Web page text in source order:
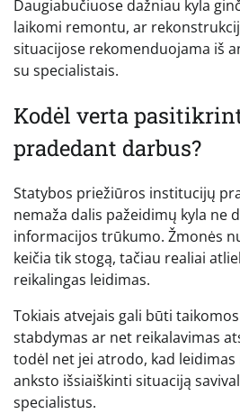
Daugiabučiuose dažniau kyla
laikomi remontu, ar
situacijose rekomenduojama iš
su specialistais.
Kodėl verta
pradedant darbus?
Statybos priežiūros institucijų
nemaža dalis pažeidimų kyla ne
informacijos trūkumo. Žmonės
keičia tik stogą, tačiau realiai
reikalingas leidimas.
Tokiais atvejais gali būti
stabdymas ar net reikalavimas
todėl net jei atrodo, kad leidimas
anksto išsiaiškinti situaciją
specialistus.